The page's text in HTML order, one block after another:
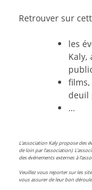
Retrouver sur
les
Kaly,
films,
deuil
…
L’association Kaly propose des
de loin par l’association).
des événements externes à
Veuillez vous reporter sur les
vous assurer de leur bon
00:00
04:00